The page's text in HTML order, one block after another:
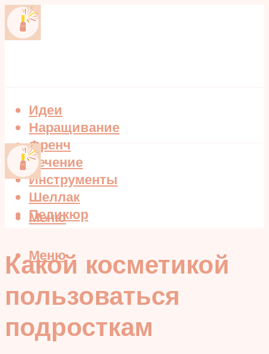
Идеи
Наращивание
Френч
Лечение
Инструменты
Шеллак
Педикюр
Меню
Меню
Какой косметикой
пользоваться
подросткам